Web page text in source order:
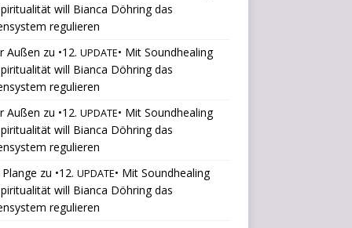
will Bianca Döhring das
regulieren
Außen zu •12. UPDATE• Mit Soundhealing
will Bianca Döhring das
regulieren
Außen zu •12. UPDATE• Mit Soundhealing
will Bianca Döhring das
regulieren
zu •12. UPDATE• Mit Soundhealing
will Bianca Döhring das
regulieren